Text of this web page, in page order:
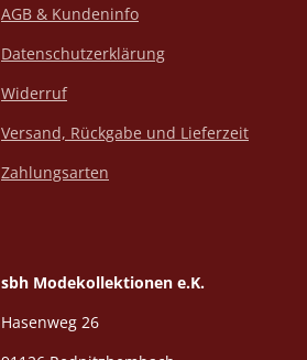
AGB & Kundeninfo
Datenschutzerklärung
Widerruf
Versand, Rückgabe und Lieferzeit
Zahlungsarten
sbh Modekollektionen e.K.
Hasenweg 26